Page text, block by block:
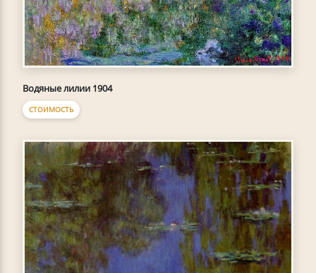
Водяные лилии 1904
СТОИМОСТЬ